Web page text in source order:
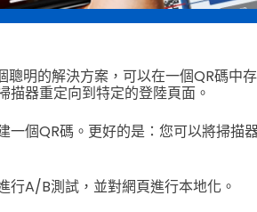
聰明的解決方案，可以在一個QR碼中
描器重定向到特定的登陸頁面。
一個QR碼。更好的是：您可以將掃描
行A/B測試，並對網頁進行本地化。